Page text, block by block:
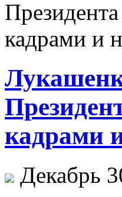
кадрами
Декабрь